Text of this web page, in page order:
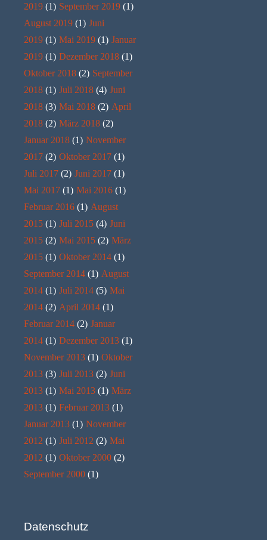
2019 (1) September 2019 (1)
August 2019 (1) Juni
2019 (1) Mai 2019 (1) Januar
2019 (1) Dezember 2018 (1)
Oktober 2018 (2) September
2018 (1) Juli 2018 (4) Juni
2018 (3) Mai 2018 (2) April
2018 (2) März 2018 (2)
Januar 2018 (1) November
2017 (2) Oktober 2017 (1)
Juli 2017 (2) Juni 2017 (1)
Mai 2017 (1) Mai 2016 (1)
Februar 2016 (1) August
2015 (1) Juli 2015 (4) Juni
2015 (2) Mai 2015 (2) März
2015 (1) Oktober 2014 (1)
September 2014 (1) August
2014 (1) Juli 2014 (5) Mai
2014 (2) April 2014 (1)
Februar 2014 (2) Januar
2014 (1) Dezember 2013 (1)
November 2013 (1) Oktober
2013 (3) Juli 2013 (2) Juni
2013 (1) Mai 2013 (1) März
2013 (1) Februar 2013 (1)
Januar 2013 (1) November
2012 (1) Juli 2012 (2) Mai
2012 (1) Oktober 2000 (2)
September 2000 (1)
Datenschutz